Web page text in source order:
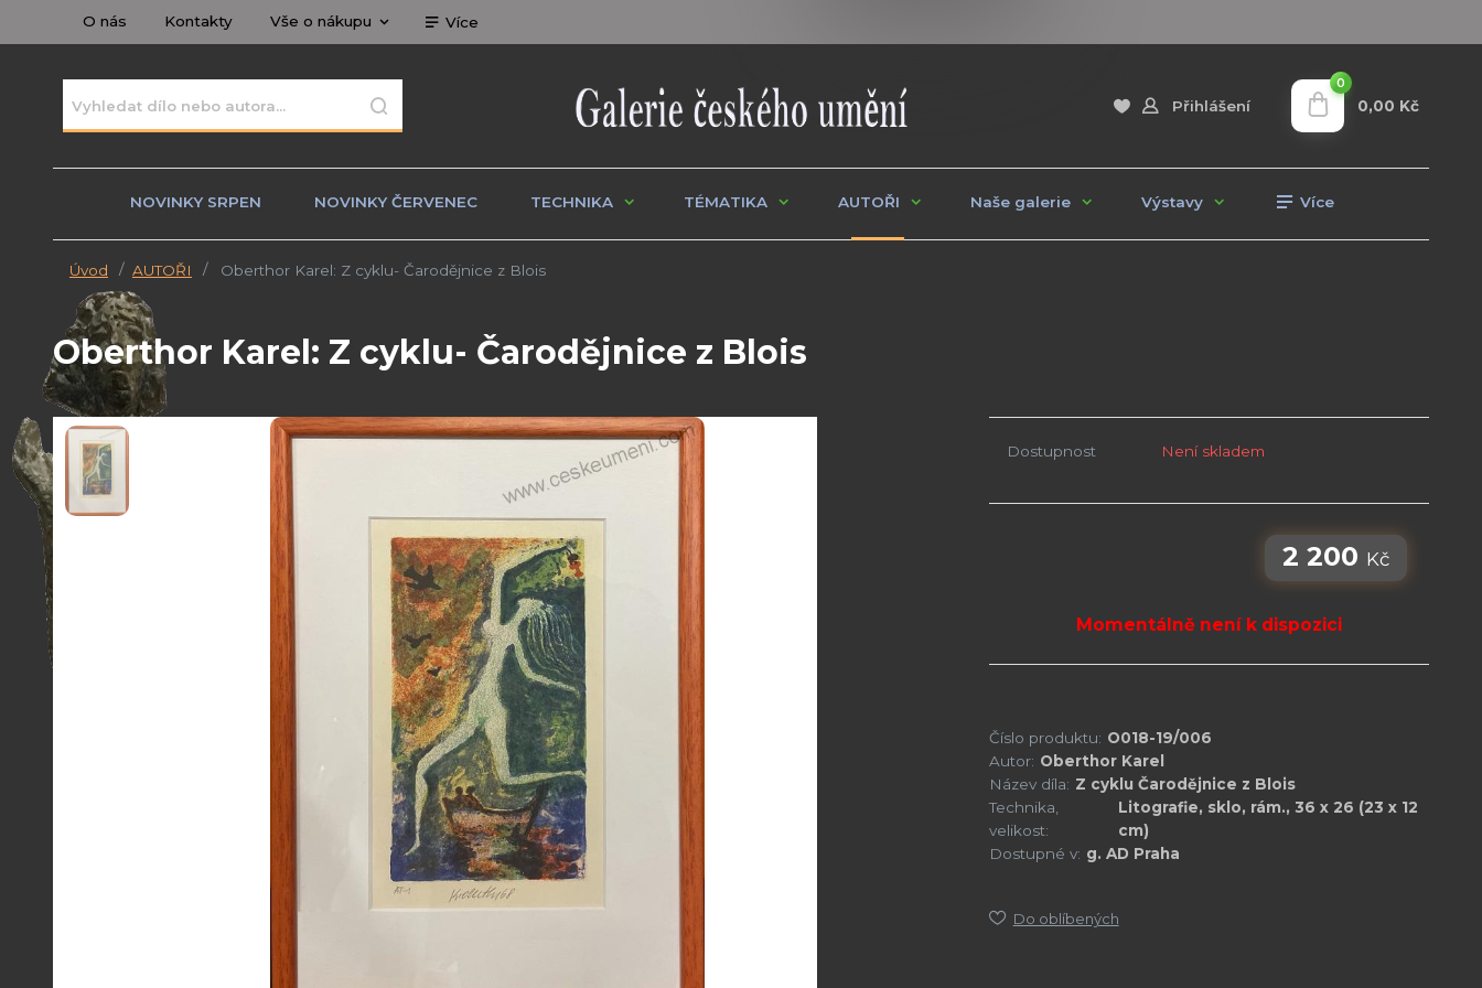
O nás Kontakty Vše o nákupu Více
Přihlášení
0
0,00 Kč
NOVINKY SRPEN NOVINKY ČERVENEC TECHNIKA TÉMATIKA AUTOŘI Naše galerie Výstavy Více
Úvod AUTOŘI Oberthor Karel: Z cyklu- Čarodějnice z Blois
Oberthor Karel: Z cyklu- Čarodějnice z Blois
Dostupnost Není skladem
2 200 Kč
Momentálně není k dispozici
Číslo produktu: O018-19/006
Autor: Oberthor Karel
Název díla: Z cyklu Čarodějnice z Blois
Technika,
velikost:
Litografie, sklo, rám., 36 x 26 (23 x 12
cm)
Dostupné v: g. AD Praha
Do oblíbených